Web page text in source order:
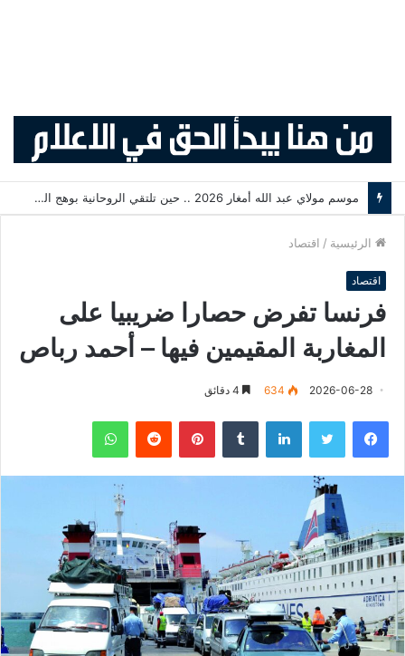
أكثر من 2,7 مليون من مغاربة العالم يدخلون المملكة منذ انطلاق عملية «مرحبا 2026»
الرئيسية / اقتصاد
اقتصاد
فرنسا تفرض حصارا ضريبيا على
المغاربة المقيمين فيها – أحمد رباص
2026-06-28
634
فيسبوك لينكدإن بينتيريست